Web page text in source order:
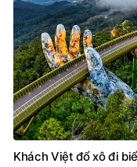
Khách Việt đổ xô đi